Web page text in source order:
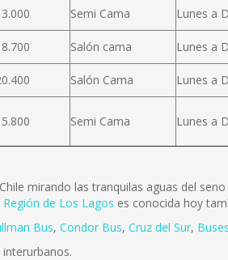
Semi Cama Lunes a
Salón cama Lunes a
Salón Cama Lunes a
Semi Cama Lunes a
mirando las tranquilas aguas del
Región de Los Lagos es conocida hoy
Bus, Condor Bus, Cruz del Sur,